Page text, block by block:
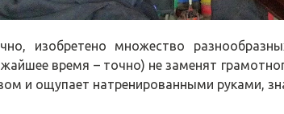
изобретено множество
время – точно) не заменят
и ощупает натренированными руками,